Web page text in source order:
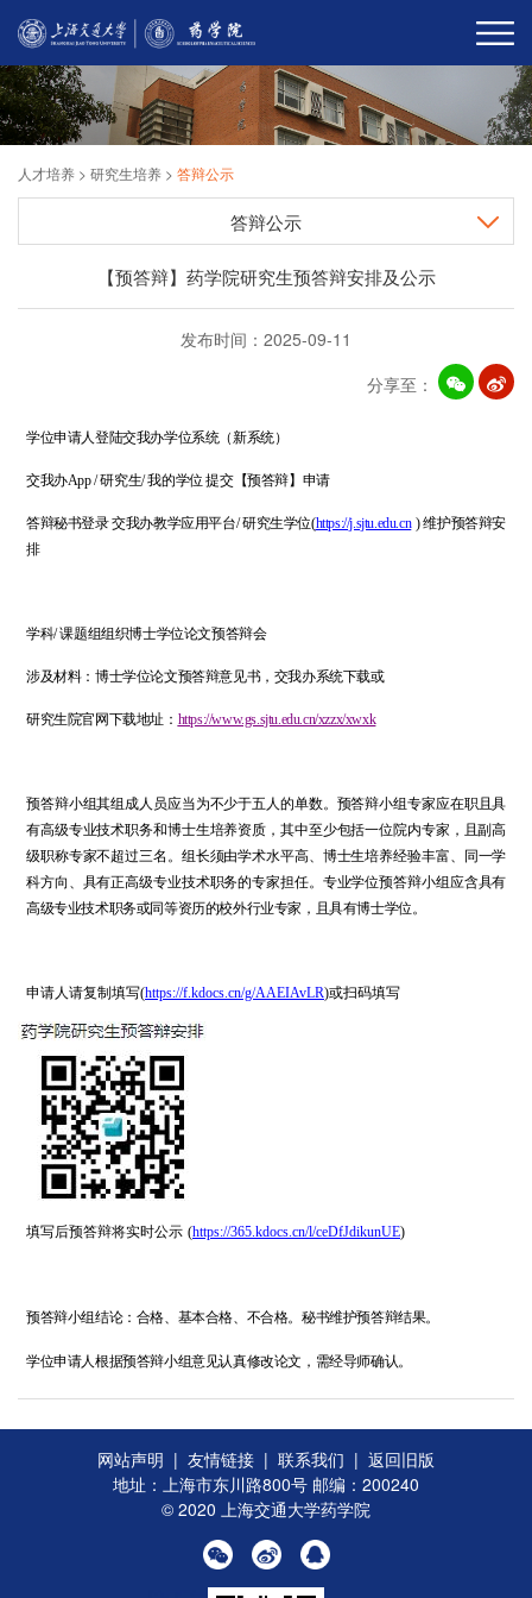
人才培养 > 研究生培养 > 答辩公示
答辩公示
【预答辩】药学院研究生预答辩安排及公示
发布时间：2025-09-11
分享至：
学位申请人登陆交我办学位系统（新系统）
交我办App /研究生/我的学位 提交【预答辩】申请
答辩秘书登录交我办教学应用平台/研究生学位(https://j.sjtu.edu.cn )维护预答辩安
排
学科/课题组组织博士学位论文预答辩会
涉及材料：博士学位论文预答辩意见书，交我办系统下载或
研究生院官网下载地址： https://www.gs.sjtu.edu.cn/xzzx/xwxk
预答辩小组其组成人员应当为不少于五人的单数。预答辩小组专家应在职且具
有高级专业技术职务和博士生培养资质，其中至少包括一位院内专家， 且副高
级职称专家不超过三名。组长须由学术水平高、博士生培养经验丰富、同一学
科方向、具有正高级专业技术职务的专家担任。专业学位预答辩小组应含具有
高级专业技术职务或同等资历的校外行业专家，且具有博士学位。
申请人请复制填写(https://f.kdocs.cn/g/AAEIAvLR)或扫码填写
填写后预答辩将实时公示 (https://365.kdocs.cn/l/ceDfJdikunUE)
预答辩小组结论：合格、基本合格、不合格。秘书维护预答辩结果。
学位申请人根据预答辩小组意见认真修改论文， 需经导师确认。
网站声明 | 友情链接 | 联系我们 | 返回旧版
地址：上海市东川路800号 邮编：200240
© 2020 上海交通大学药学院